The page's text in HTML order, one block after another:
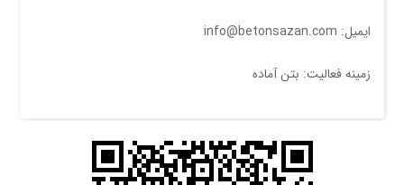
ایمیل: info@betonsazan.com
زمینه فعالیت: بتن آماده